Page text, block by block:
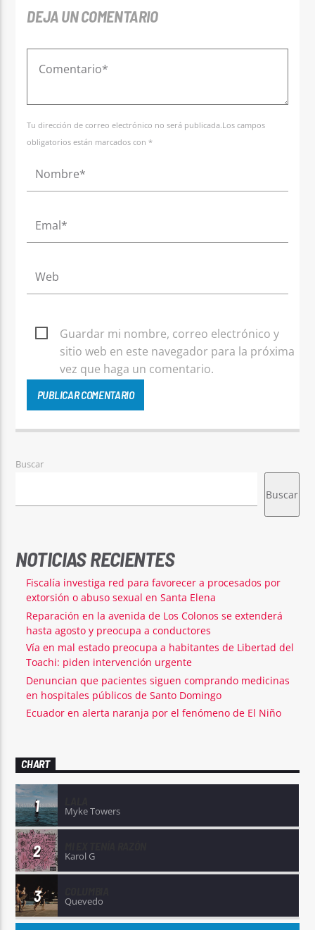
DEJA UN COMENTARIO
Tu dirección de correo electrónico no será publicada.Los campos
obligatorios están marcados con *
Guardar mi nombre, correo electrónico y
sitio web en este navegador para la próxima
vez que haga un comentario.
Buscar
Buscar
NOTICIAS RECIENTES
Fiscalía investiga red para favorecer a procesados por
extorsión o abuso sexual en Santa Elena
Reparación en la avenida de Los Colonos se extenderá
hasta agosto y preocupa a conductores
Vía en mal estado preocupa a habitantes de Libertad del
Toachi: piden intervención urgente
Denuncian que pacientes siguen comprando medicinas
en hospitales públicos de Santo Domingo
Ecuador en alerta naranja por el fenómeno de El Niño
CHART
1 Myke Towers
2 Karol G
3 Quevedo